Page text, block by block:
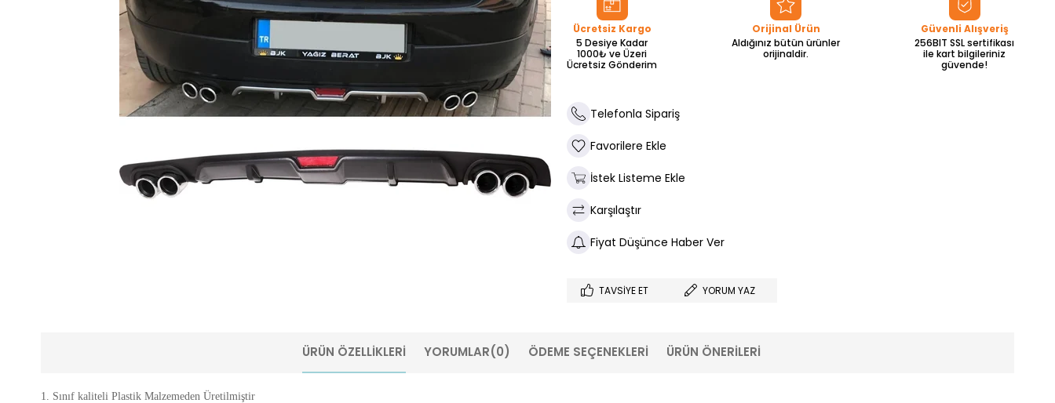
Ücretsiz Kargo
5 Desiye Kadar
1000₺ ve Üzeri
Ücretsiz Gönderim
Orijinal Ürün
Aldığınız bütün ürünler
orijinaldir.
Güvenli Alışveriş
256BIT SSL sertifikası
ile kart bilgileriniz
güvende!
Telefonla Sipariş
Favorilere Ekle
İstek Listeme Ekle
Karşılaştır
Fiyat Düşünce Haber Ver
TAVSIYE ET YORUM YAZ
ÜRÜN ÖZELLIKLERI YORUMLAR(0) ÖDEME SEÇENEKLERI ÜRÜN ÖNERILERI
1. Sınıf kaliteli Plastik Malzemeden Üretilmiştir